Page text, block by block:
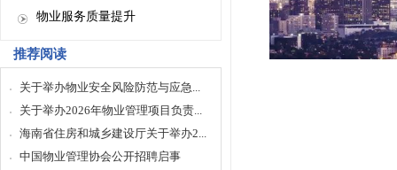
物业服务质量提升
推荐阅读
关于举办物业安全风险防范与应急...
关于举办2026年物业管理项目负责...
海南省住房和城乡建设厅关于举办2...
中国物业管理协会公开招聘启事